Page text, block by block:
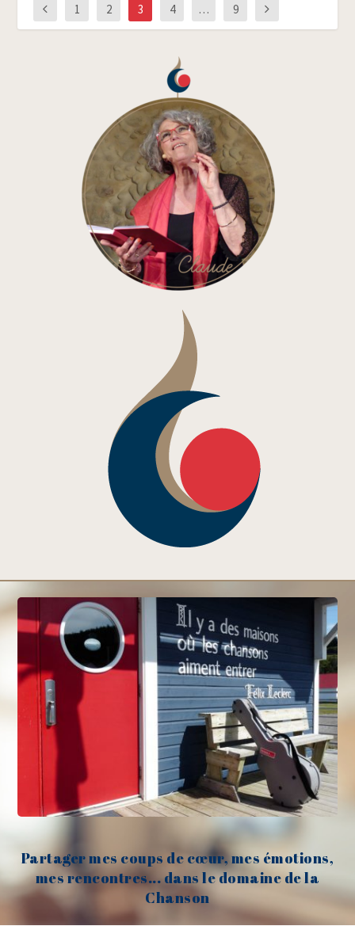
1 2 3 4 … 9
Partager mes coups de cœur, mes émotions,
mes rencontres... dans le domaine de la
Chanson